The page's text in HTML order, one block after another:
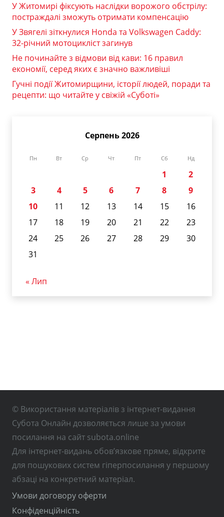
У Житомирі фіксують наслідки ворожого обстрілу:
постраждалі зможуть отримати компенсацію
У Звягелі зіткнулися Honda та Volkswagen Caddy:
32-річний мотоцикліст загинув
Не починайте з відмови від кави: 16 правил
економії, серед яких є значно важливіші
Гучні події Житомирщини, історії людей, поради та
рецепти: що читайте у свіжій «Суботі»
Серпень 2026
Пн Вт Ср Чт Пт Сб Нд
1
2
3
4 5 6 7 8
9
10
11 12 13 14 15
16
17
18 19 20 21 22
23
24
25 26 27 28 29
30
31
« Лип
© Використання матеріалів з інтернет-видання
Субота Онлайн дозволяється лише за умови
посилання на сайт subota.online
Для інтернет-видань обов’язкове пряме, відкрите
для пошукових систем гіперпосилання у першому
абзаці на конкретний матеріал.
Умови договору оферти
Конфіденційність